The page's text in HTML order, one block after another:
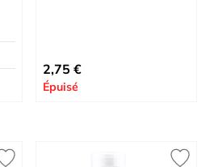
2,75 €
Épuisé